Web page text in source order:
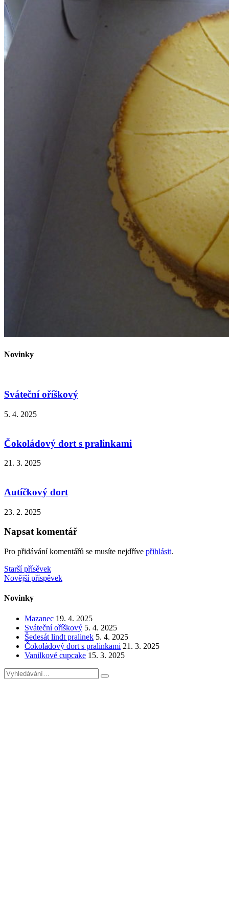
Novinky
Sváteční oříškový
5. 4. 2025
Čokoládový dort s pralinkami
21. 3. 2025
Autíčkový dort
23. 2. 2025
Napsat komentář
Pro přidávání komentářů se musíte nejdříve přihlásit.
Navigace
pro
příspěvek
Starší přísěvek
Novější příspěvek
Novinky
Mazanec 19. 4. 2025
Sváteční oříškový 5. 4. 2025
Šedesát lindt pralinek 5. 4. 2025
Čokoládový dort s pralinkami 21. 3. 2025
Vanilkové cupcake 15. 3. 2025